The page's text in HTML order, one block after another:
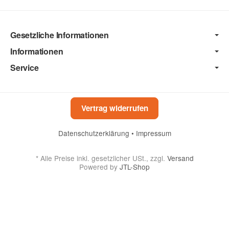
Gesetzliche Informationen
Informationen
Service
Vertrag widerrufen
Datenschutzerklärung • Impressum
*Alle Preise inkl. gesetzlicher USt., zzgl. Versand
Powered by JTL-Shop